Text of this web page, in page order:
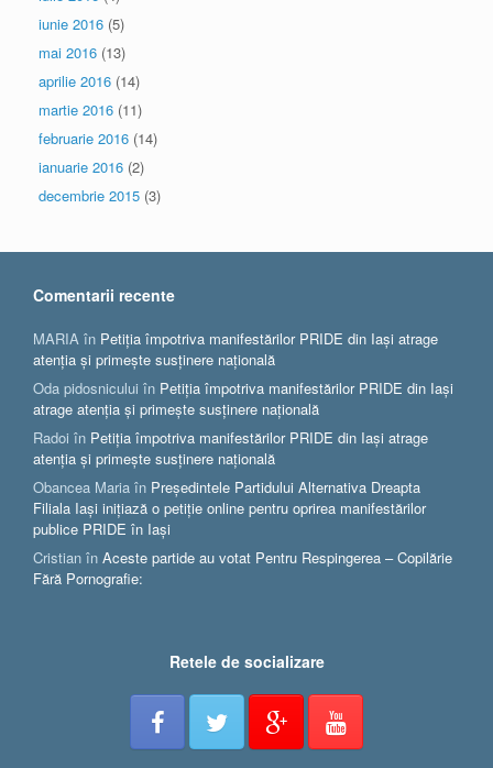
iunie 2016 (5)
mai 2016 (13)
aprilie 2016 (14)
martie 2016 (11)
februarie 2016 (14)
ianuarie 2016 (2)
decembrie 2015 (3)
Comentarii recente
MARIA în Petiția împotriva manifestărilor PRIDE din Iași atrage
atenția și primește susținere națională
Oda pidosnicului în Petiția împotriva manifestărilor PRIDE din Iași
atrage atenția și primește susținere națională
Radoi în Petiția împotriva manifestărilor PRIDE din Iași atrage
atenția și primește susținere națională
Obancea Maria în Președintele Partidului Alternativa Dreapta
Filiala Iași inițiază o petiție online pentru oprirea manifestărilor
publice PRIDE în Iași
Cristian în Aceste partide au votat Pentru Respingerea – Copilărie
Fără Pornografie:
Retele de socializare